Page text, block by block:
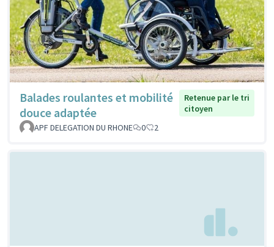
Balades roulantes et mobilité
douce adaptée
Retenue par le tri
citoyen
APF DELEGATION DU RHONE
0 2